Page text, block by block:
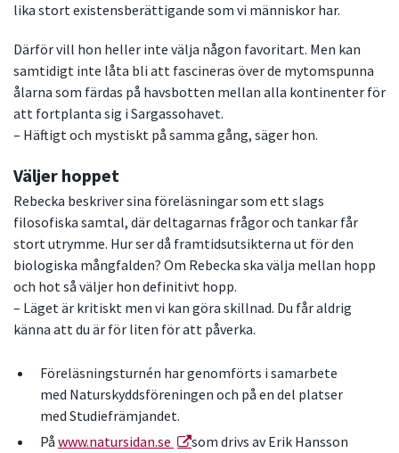
lika stort existensberättigande som vi människor har.
Därför vill hon heller inte välja någon favoritart. Men kan
samtidigt inte låta bli att fascineras över de mytomspunna
ålarna som färdas på havsbotten mellan alla kontinenter för
att fortplanta sig i Sargassohavet.
– Häftigt och mystiskt på samma gång, säger hon.
Väljer hoppet
Rebecka beskriver sina föreläsningar som ett slags
filosofiska samtal, där deltagarnas frågor och tankar får
stort utrymme. Hur ser då framtidsutsikterna ut för den
biologiska mångfalden? Om Rebecka ska välja mellan hopp
och hot så väljer hon definitivt hopp.
– Läget är kritiskt men vi kan göra skillnad. Du får aldrig
känna att du är för liten för att påverka.
Föreläsningsturnén har genomförts i samarbete
med Naturskyddsföreningen och på en del platser
med Studiefrämjandet.
På www.natursidan.se
som drivs av Erik Hansson